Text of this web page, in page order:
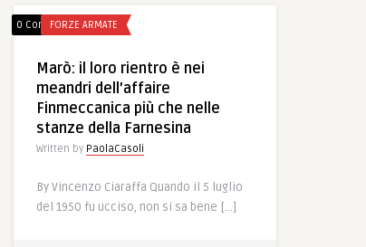
0 CommentsFORZE ARMATE
Marò: il loro rientro è nei
meandri dell’affaire
Finmeccanica più che nelle
stanze della Farnesina
Written by PaolaCasoli
By Vincenzo Ciaraffa Quando il 5 luglio
del 1950 fu ucciso, non si sa bene […]